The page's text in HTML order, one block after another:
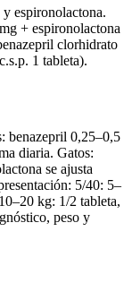
espironolactona.
+ espironolactona
clorhidrato
1 tableta).
benazepril 0,25–0,5
diaria. Gatos:
se ajusta
5/40: 5–
kg: 1/2 tableta,
peso y